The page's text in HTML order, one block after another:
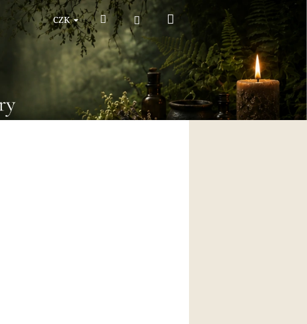
CZK HledatPřihlášeníNákupní
košík